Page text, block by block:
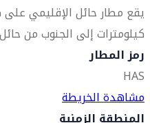
كيلومترات إلى الجنوب من
رمز المطار
HAS
مشاهدة الخريطة
المنطقة الزمنية